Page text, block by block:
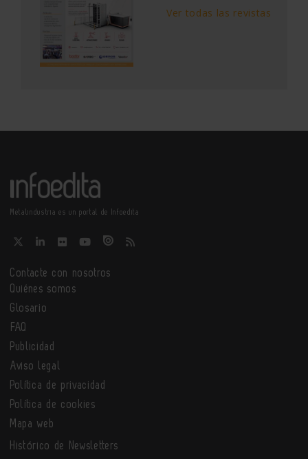
Ver todas las revistas
Metalindustria es un portal de Infoedita
Contacte con nosotros
Quiénes somos
Glosario
FAQ
Publicidad
Aviso legal
Política de privacidad
Política de cookies
Mapa web
Histórico de Newsletters